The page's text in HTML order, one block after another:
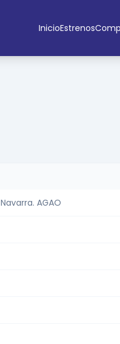
InicioEstrenos
AGAO